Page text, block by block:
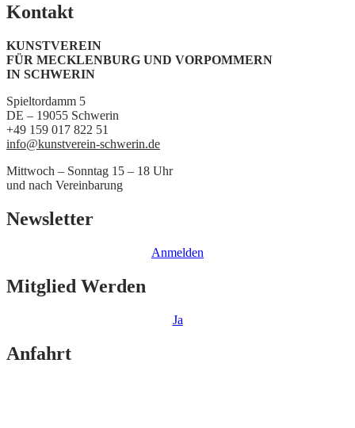
Kontakt
KUNSTVEREIN
FÜR MECKLENBURG UND VORPOMMERN
IN SCHWERIN
Spieltordamm 5
DE – 19055 Schwerin
+49 159 017 822 51
info@kunstverein-schwerin.de
Mittwoch – Sonntag 15 – 18 Uhr
und nach Vereinbarung
Newsletter
Anmelden
Mitglied Werden
Ja
Anfahrt